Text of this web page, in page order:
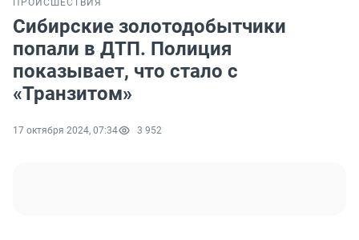
ПРОИСШЕСТВИЯ
Сибирские золотодобытчики
попали в ДТП. Полиция
показывает, что стало с
«Транзитом»
17 октября 2024, 07:34 3 952